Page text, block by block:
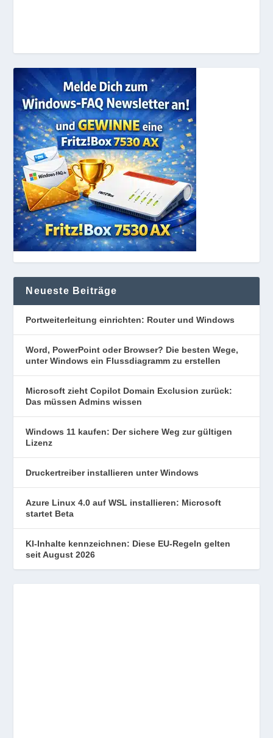
Neueste Beiträge
Portweiterleitung einrichten: Router und Windows
Word, PowerPoint oder Browser? Die besten Wege,
unter Windows ein Flussdiagramm zu erstellen
Microsoft zieht Copilot Domain Exclusion zurück:
Das müssen Admins wissen
Windows 11 kaufen: Der sichere Weg zur gültigen
Lizenz
Druckertreiber installieren unter Windows
Azure Linux 4.0 auf WSL installieren: Microsoft
startet Beta
KI-Inhalte kennzeichnen: Diese EU-Regeln gelten
seit August 2026